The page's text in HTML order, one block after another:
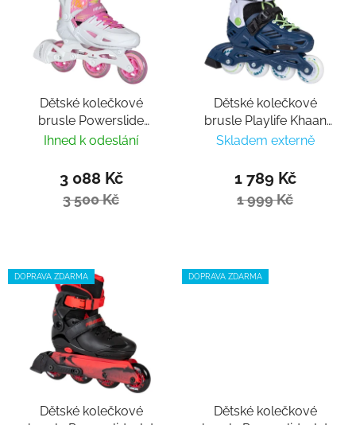
Dětské kolečkové
brusle Powerslide
Universe Pink II
Ihned k odeslání
3 088 Kč
3 500 Kč
Dětské kolečkové
brusle Playlife Khaan
LTD Deep Blue
Skladem externě
1 789 Kč
1 999 Kč
DOPRAVA ZDARMA
Dětské kolečkové
DOPRAVA ZDARMA
Dětské kolečkové